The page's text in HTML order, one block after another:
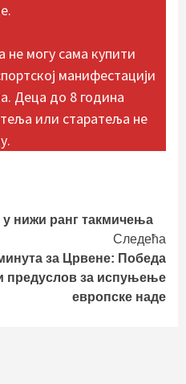
могу сама купити
манифестацији
Деца до 8 година
или старатеља не
нижи ранг такмичења
Следећа
за Црвене: Победа
предуслов за испуњење
европске наде